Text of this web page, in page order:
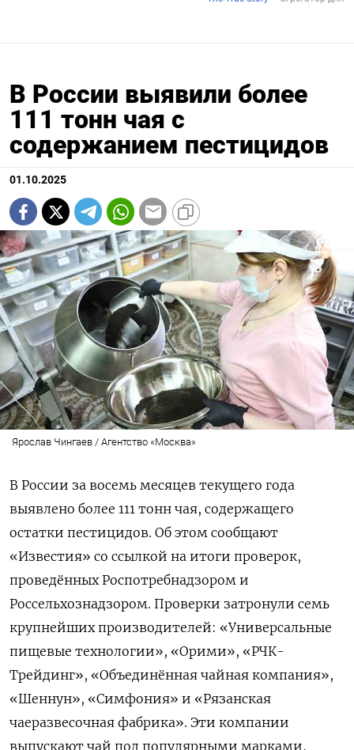
В России выявили более
111 тонн чая с
содержанием пестицидов
01.10.2025
Ярослав Чингаев / Агентство «Москва»
В России за восемь месяцев текущего года
выявлено более 111 тонн чая, содержащего
остатки пестицидов. Об этом сообщают
«Известия» со ссылкой на итоги проверок,
проведённых Роспотребнадзором и
Россельхознадзором. Проверки затронули семь
крупнейших производителей: «Универсальные
пищевые технологии», «Орими», «РЧК-
Трейдинг», «Объединённая чайная компания»,
«Шеннун», «Симфония» и «Рязанская
чаеразвесочная фабрика». Эти компании
выпускают чай под популярными марками,